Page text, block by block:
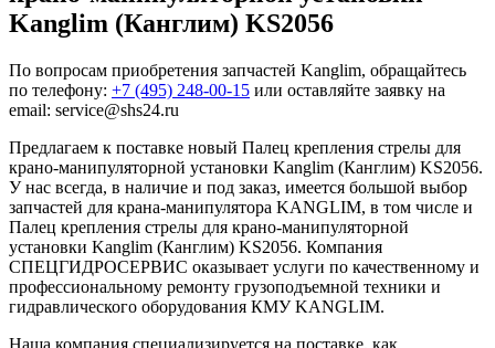
Kanglim (Канглим) KS2056
По вопросам приобретения запчастей Kanglim, обращайтесь
по телефону: +7 (495) 248-00-15 или оставляйте заявку на
email: service@shs24.ru
Предлагаем к поставке новый Палец крепления стрелы для
крано-манипуляторной установки Kanglim (Канглим) KS2056.
У нас всегда, в наличие и под заказ, имеется большой выбор
запчастей для крана-манипулятора KANGLIM, в том числе и
Палец крепления стрелы для крано-манипуляторной
установки Kanglim (Канглим) KS2056. Компания
СПЕЦГИДРОСЕРВИС оказывает услуги по качественному и
профессиональному ремонту грузоподъемной техники и
гидравлического оборудования КМУ KANGLIM.
Наша компания специализируется на поставке, как